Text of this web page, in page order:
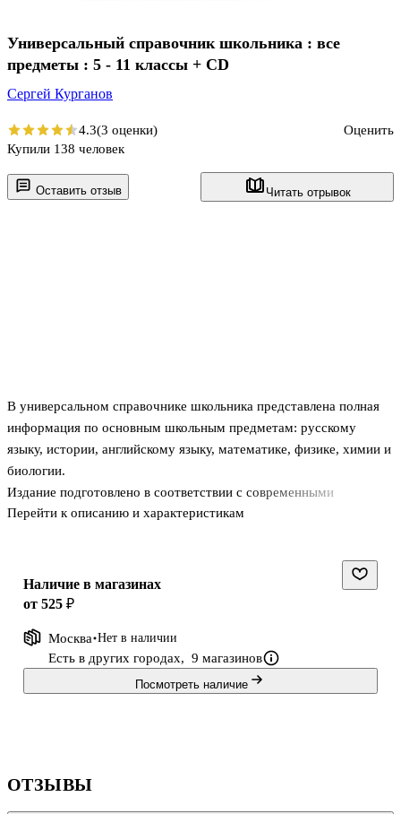
Оставить отзыв Читать отрывок
В универсальном справочнике школьника представлена полная
информация по основным школьным предметам: русскому
языку, истории, английскому языку, математике, физике, химии и
биологии.
Издание подготовлено в соответствии с современными
требованиями школьной программы. Весь теоретический
Справочник будет полезен учащимся при подготовке к урокам,
самостоятельным и контрольным работам, а также к единому
Диск с интенсивным тренинг-курсом подготовки к ЕГЭ поможет
учащимся повторить изученный материал по всем предметам.
Перейти к описанию и характеристикам
Универсальный справочник школьника : все
предметы : 5 - 11 классы + CD
Сергей Курганов
4.3(3 оценки)
Оценить
Купили 138 человек
Наличие в магазинах
от 525 ₽
Москва Нет в наличии
Есть в других городах, 9 магазинов
Посмотреть наличие
ОТЗЫВЫ